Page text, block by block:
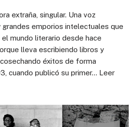
extraña, singular. Una voz
emporios intelectuales que
mundo literario desde hace
lleva escribiendo libros y
éxitos de forma
cuando publicó su primer… Leer